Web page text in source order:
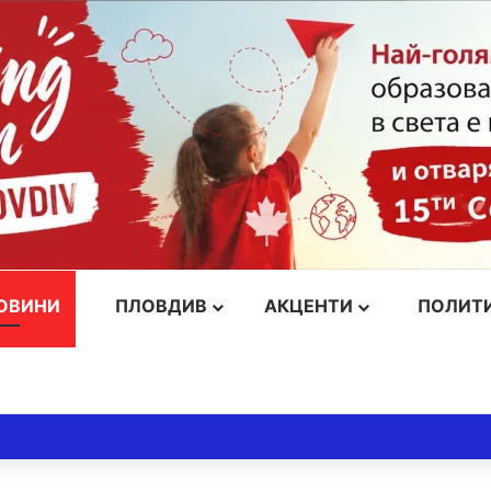
ПЛОВДИВ АКЦЕНТИ